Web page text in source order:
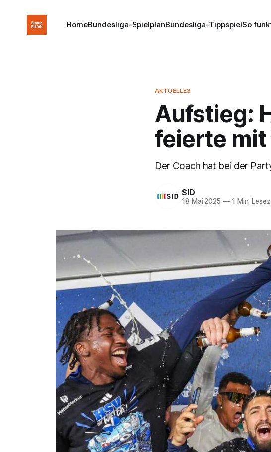
HomeBundesliga-SpielplanBundesliga-TippspielSo
AKTUELLES
Aufstieg:
feierte mit
Der Coach hat bei der
SID
18 Mai 2025 —1 Min.